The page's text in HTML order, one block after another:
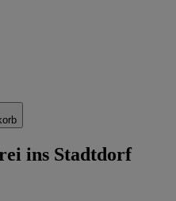
ins Stadtdorf